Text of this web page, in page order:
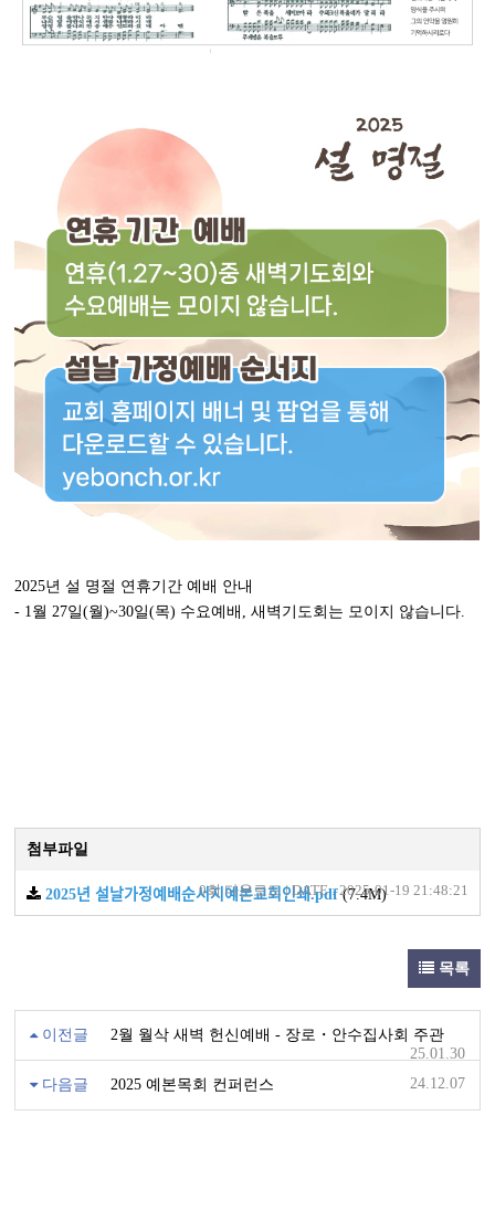
2025년 설 명절 연휴기간 예배 안내
- 1월 27일(월)~30일(목) 수요예배, 새벽기도회는 모이지 않습니다.
첨부파일
2025년 설날가정예배순서지예본교회인쇄.pdf(7.4M)
0회 다운로드 | DATE : 2025-01-19 21:48:21
목록
이전글
2월 월삭 새벽 헌신예배 - 장로・안수집사회 주관
25.01.30
다음글
2025 예본목회 컨퍼런스 24.12.07